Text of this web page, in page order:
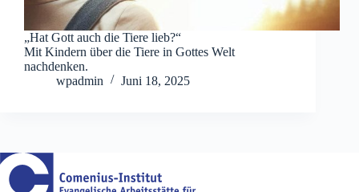
„Hat Gott auch die Tiere lieb?“
Mit Kindern über die Tiere in Gottes Welt
nachdenken.
wpadmin
Juni 18, 2025